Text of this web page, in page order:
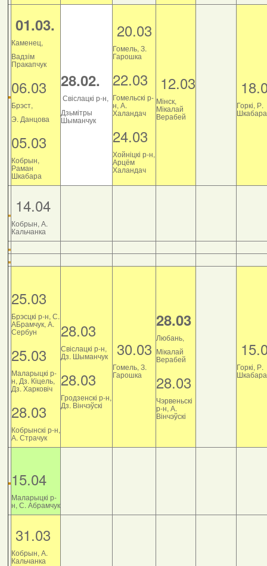
01.03.
Каменец,
Вадзім
Пракапчук
06.03
Брэст,
Э. Данцова
05.03
Кобрын,
Раман
Шкабара
28.02.
Свіслацкі р-н,
Дзьмітры
Шыманчук
20.03
Гомель, З.
Гарошка
22.03
Гомельскі р-
н, А.
Халандач
24.03
Хойніцкі р-н,
Арцём
Халандач
12.03
Мінск,
Мікалай
Верабей
Горкі, Р.
Шкабара
14.04
Кобрын, А.
Кальчанка
25.03
Брэсцкі р-н, С.
АБрамчук, А.
Сербун
25.03
Маларыцкі р-
н, Дз. Кіцель,
Дз. Харковіч
28.03
Кобрынскі р-н,
А. Страчук
28.03
Свіслацкі р-н,
Дз. Шыманчук
28.03
Гродзенскі р-н,
Дз. Вінчэўскі
30.03
Гомель, З.
Гарошка
28.03
Любань,
Мікалай
Верабей
28.03
Чэрвеньскі
р-н, А.
Вінчэўскі
Горкі, Р.
Шкабара
15.04
Маларыцкі р-
н, С. Абрамчук
31.03
Кобрын, А.
Кальчанка